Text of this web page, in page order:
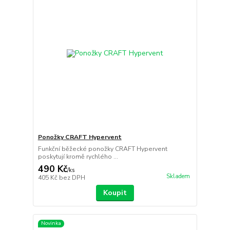
Ponožky CRAFT Hypervent
Funkční běžecké ponožky CRAFT Hypervent
poskytují kromě rychlého ...
490 Kč/ks
405 Kč bez DPH Skladem
Koupit
Novinka